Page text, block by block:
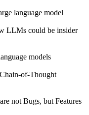
language model
LLMs could be insider
models
of-Thought
not Bugs, but Features